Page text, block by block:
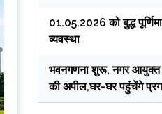
01.05.2026 को बुद्ध
व्यवस्था
भवनगणना शुरू, नगर आयुक्त
की अपील,घर-घर पहुंचेंगे